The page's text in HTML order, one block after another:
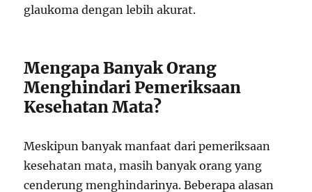
glaukoma dengan lebih akurat.
Mengapa Banyak Orang
Menghindari Pemeriksaan
Kesehatan Mata?
Meskipun banyak manfaat dari pemeriksaan
kesehatan mata, masih banyak orang yang
cenderung menghindarinya. Beberapa alasan